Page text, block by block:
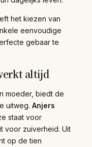
het kiezen van
eenvoudige
gebaar te
altijd
moeder, biedt de
uitweg. Anjers
staat voor
voor zuiverheid. Uit
op de tien